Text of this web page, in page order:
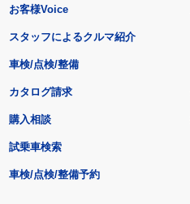
お客様Voice
スタッフによるクルマ紹介
車検/点検/整備
カタログ請求
購入相談
試乗車検索
車検/点検/整備予約